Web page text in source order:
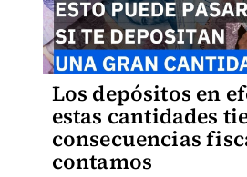
Los depósitos en
estas cantidades
consecuencias
contamos